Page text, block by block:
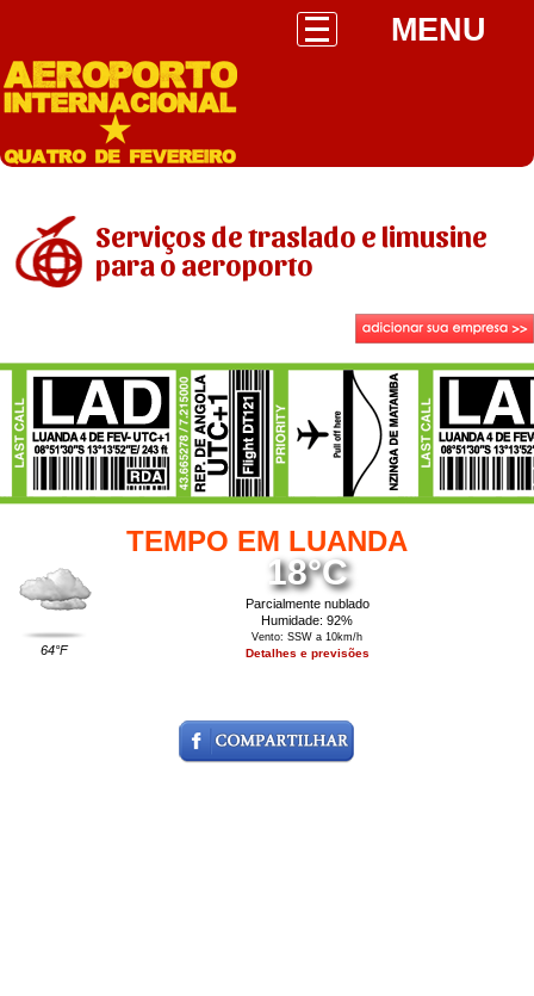
MENU
Serviços de traslado e limusine
para o aeroporto
TEMPO EM LUANDA
64°F
18°C
Parcialmente nublado
Humidade: 92%
Vento: SSW a 10km/h
Detalhes e previsões